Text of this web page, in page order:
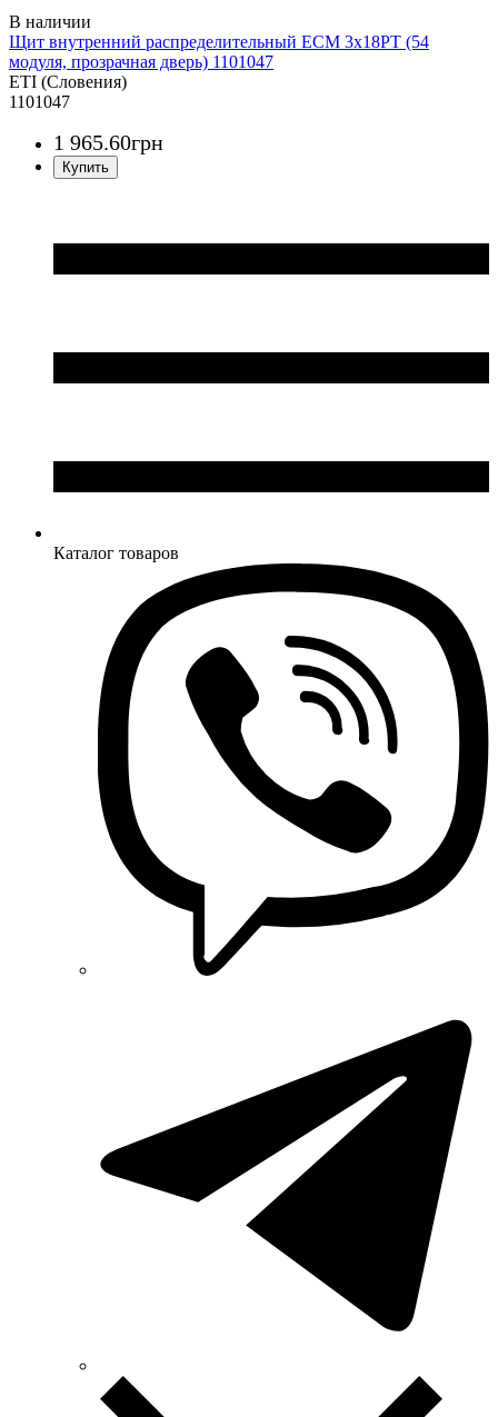
Щит внутренний распределительный ECM 3x18PT (54
модуля, прозрачная дверь) 1101047
ETI (Словения)
1101047
1 965.60грн
Каталог товаров